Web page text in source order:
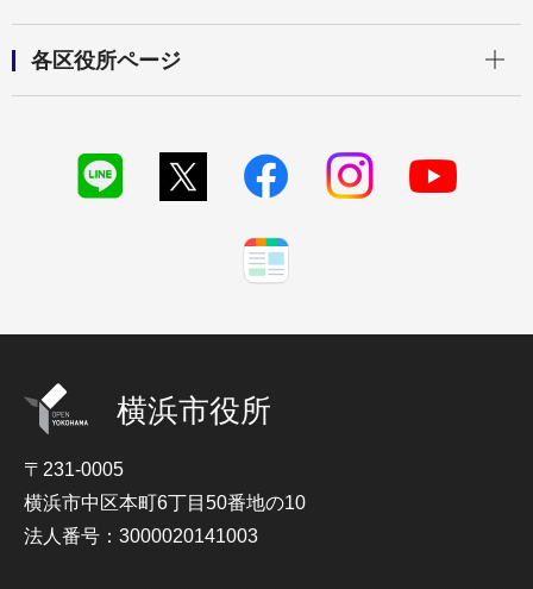
各区役所ページ
横浜市役所
〒231-0005
横浜市中区本町6丁目50番地の10
法人番号：3000020141003